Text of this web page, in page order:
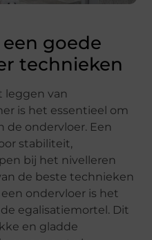
goede
technieken
leggen van
is het essentieel om
de ondervloer. Een
stabiliteit,
bij het nivelleren
de beste technieken
ondervloer is het
egalisatiemortel. Dit
en gladde